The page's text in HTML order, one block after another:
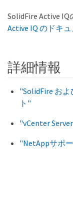
SolidFire Active
Active IQ のドキ
詳細情報
"SolidFire お
ト"
"vCenter
"NetAppサポ